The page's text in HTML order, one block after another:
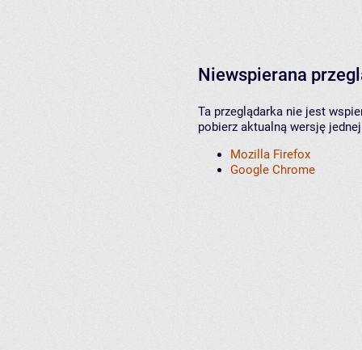
Niewspierana
Ta przeglądarka nie jest
pobierz aktualną wersję
Mozilla Firefox
Google Chrome